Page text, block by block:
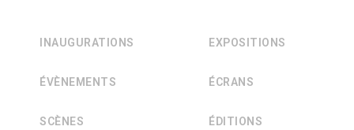
INAUGURATIONS EXPOSITIONS
ÉVÈNEMENTS ÉCRANS
SCÈNES ÉDITIONS